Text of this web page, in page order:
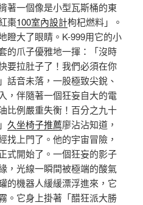
著一個像是小型瓦斯桶的東
棗100室內設計枸杞燃料」。
瞪大了眼睛。K-999用它的小
的爪子優雅地一揮：「沒時
要拉肚子了！我們必須在你
話音未落，一股極致尖銳、
，伴隨著一個狂妄自大的電
比例嚴重失衡！百分之九十
久坐椅子推薦廖沾沾知道，
找上門了。他的宇宙冒險，
式開始了。一個狂妄的影子
，光線一瞬間被極端的酸氣
的機器人緩緩漂浮進來，它
。它身上掛著「醋狂派大勝